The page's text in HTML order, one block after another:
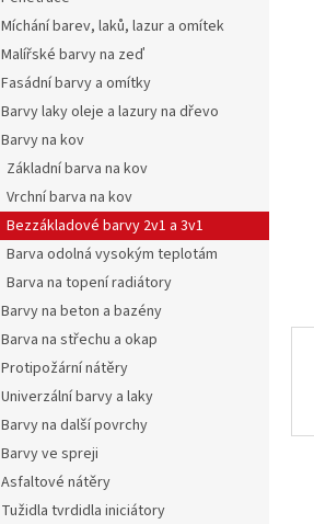
Míchání barev, laků, lazur a omítek
Malířské barvy na zeď
Fasádní barvy a omítky
Barvy laky oleje a lazury na dřevo
Barvy na kov
Základní barva na kov
Vrchní barva na kov
Bezzákladové barvy 2v1 a 3v1
Barva odolná vysokým teplotám
Barva na topení radiátory
Barvy na beton a bazény
Barva na střechu a okap
Protipožární nátěry
Univerzální barvy a laky
Barvy na další povrchy
Barvy ve spreji
Asfaltové nátěry
Tužidla tvrdidla iniciátory